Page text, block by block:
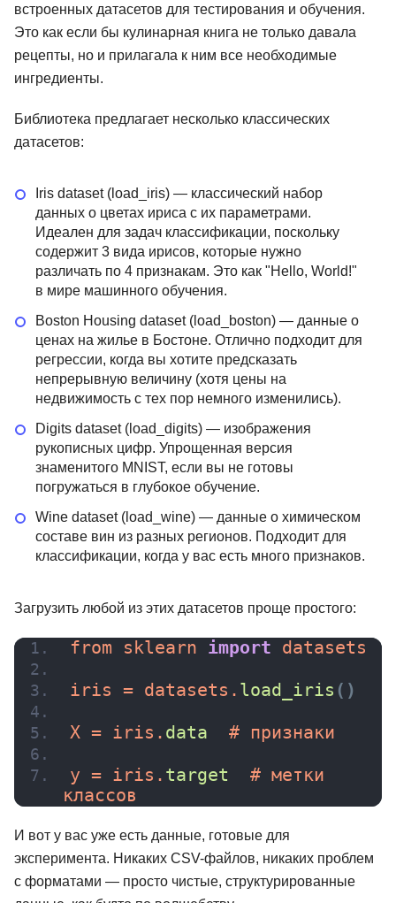
встроенных датасетов для тестирования и обучения.
Это как если бы кулинарная книга не только давала
рецепты, но и прилагала к ним все необходимые
ингредиенты.
Библиотека предлагает несколько классических
датасетов:
Iris dataset (load_iris) — классический набор
данных о цветах ириса с их параметрами.
Идеален для задач классификации, поскольку
содержит 3 вида ирисов, которые нужно
различать по 4 признакам. Это как "Hello, World!"
в мире машинного обучения.
Boston Housing dataset (load_boston) — данные о
ценах на жилье в Бостоне. Отлично подходит для
регрессии, когда вы хотите предсказать
непрерывную величину (хотя цены на
недвижимость с тех пор немного изменились).
Digits dataset (load_digits) — изображения
рукописных цифр. Упрощенная версия
знаменитого MNIST, если вы не готовы
погружаться в глубокое обучение.
Wine dataset (load_wine) — данные о химическом
составе вин из разных регионов. Подходит для
классификации, когда у вас есть много признаков.
Загрузить любой из этих датасетов проще простого:
from sklearn import datasets
iris = datasets. load_iris ( )
X = iris. data
  # признаки
y = iris. target
  # метки
классов
И вот у вас уже есть данные, готовые для
эксперимента. Никаких CSV-файлов, никаких проблем
с форматами — просто чистые, структурированные